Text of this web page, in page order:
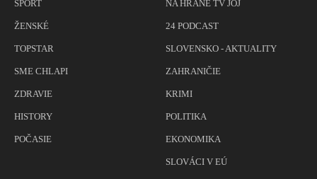
ŠPORT
ŽENSKÉ
TOPSTAR
SME CHLAPI
ZDRAVIE
HISTORY
POČASIE
NA HRANE TV JOJ
24 PODCAST
SLOVENSKO - AKTUALITY
ZAHRANIČIE
KRIMI
POLITIKA
EKONOMIKA
SLOVÁCI V EÚ